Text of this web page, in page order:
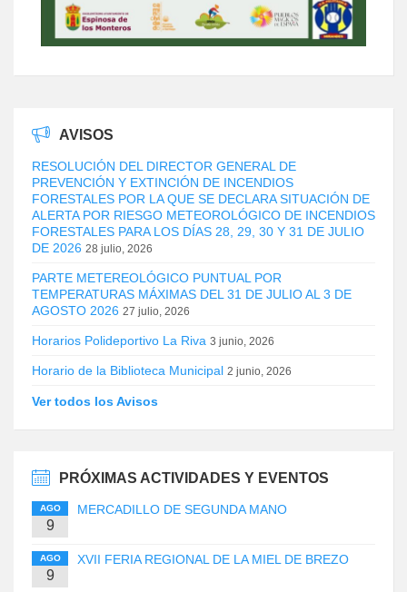
AVISOS
RESOLUCIÓN DEL DIRECTOR GENERAL DE
PREVENCIÓN Y EXTINCIÓN DE INCENDIOS
FORESTALES POR LA QUE SE DECLARA SITUACIÓN DE
ALERTA POR RIESGO METEOROLÓGICO DE INCENDIOS
FORESTALES PARA LOS DÍAS 28, 29, 30 Y 31 DE JULIO
DE 2026 28 julio, 2026
PARTE METEREOLÓGICO PUNTUAL POR
TEMPERATURAS MÁXIMAS DEL 31 DE JULIO AL 3 DE
AGOSTO 2026 27 julio, 2026
Horarios Polideportivo La Riva 3 junio, 2026
Horario de la Biblioteca Municipal 2 junio, 2026
Ver todos los Avisos
PRÓXIMAS ACTIVIDADES Y EVENTOS
AGO
9
MERCADILLO DE SEGUNDA MANO
AGO
9
XVII FERIA REGIONAL DE LA MIEL DE BREZO